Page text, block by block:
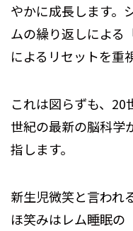
やかに成長します。
ムの繰り返しによる
によるリセットを重
これは図らずも、20
世紀の最新の脳科学
指します。
新生児微笑と言われ
ほ笑みはレム睡眠の